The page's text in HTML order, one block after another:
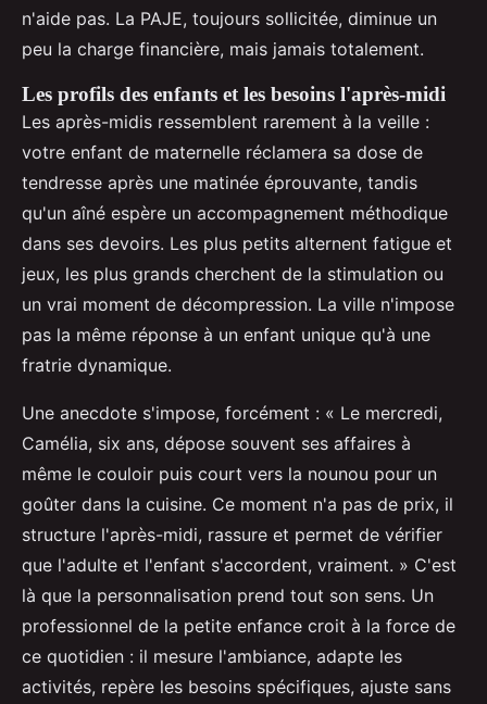
n'aide pas. La PAJE, toujours sollicitée, diminue un
peu la charge financière, mais jamais totalement.
Les profils des enfants et les besoins l'après-midi
Les après-midis ressemblent rarement à la veille :
votre enfant de maternelle réclamera sa dose de
tendresse après une matinée éprouvante, tandis
qu'un aîné espère un accompagnement méthodique
dans ses devoirs. Les plus petits alternent fatigue et
jeux, les plus grands cherchent de la stimulation ou
un vrai moment de décompression. La ville n'impose
pas la même réponse à un enfant unique qu'à une
fratrie dynamique.
Une anecdote s'impose, forcément : « Le mercredi,
Camélia, six ans, dépose souvent ses affaires à
même le couloir puis court vers la nounou pour un
goûter dans la cuisine. Ce moment n'a pas de prix, il
structure l'après-midi, rassure et permet de vérifier
que l'adulte et l'enfant s'accordent, vraiment. » C'est
là que la personnalisation prend tout son sens. Un
professionnel de la petite enfance croit à la force de
ce quotidien : il mesure l'ambiance, adapte les
activités, repère les besoins spécifiques, ajuste sans